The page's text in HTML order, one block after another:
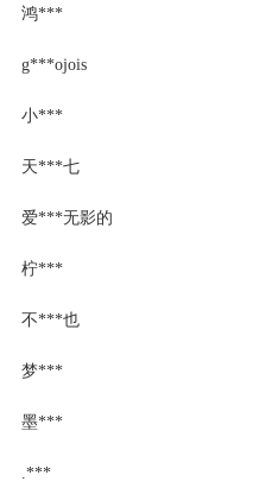
鸿***
g***ojois
小***
天***七
爱***无影的
柠***
不***也
梦***
墨***
.***